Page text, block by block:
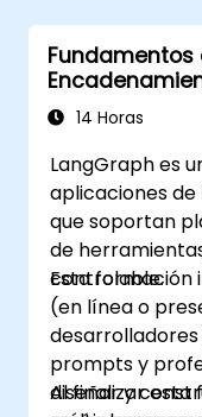
Fundamentos
Grafos14 Horas
LangGraph es
aplicaciones
que soportan
de
controlable.
Esta
(en línea o
prompts y
diseñar y
Al finalizar